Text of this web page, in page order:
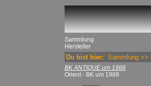
Sammlung
Hersteller
Du bist hier: Sammlung =>
BK ANTIQUE um 1988
Orient - BK um 1988